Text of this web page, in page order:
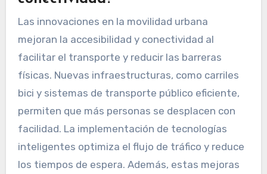
Las innovaciones en la movilidad urbana
mejoran la accesibilidad y conectividad al
facilitar el transporte y reducir las barreras
físicas. Nuevas infraestructuras, como carriles
bici y sistemas de transporte público eficiente,
permiten que más personas se desplacen con
facilidad. La implementación de tecnologías
inteligentes optimiza el flujo de tráfico y reduce
los tiempos de espera. Además, estas mejoras